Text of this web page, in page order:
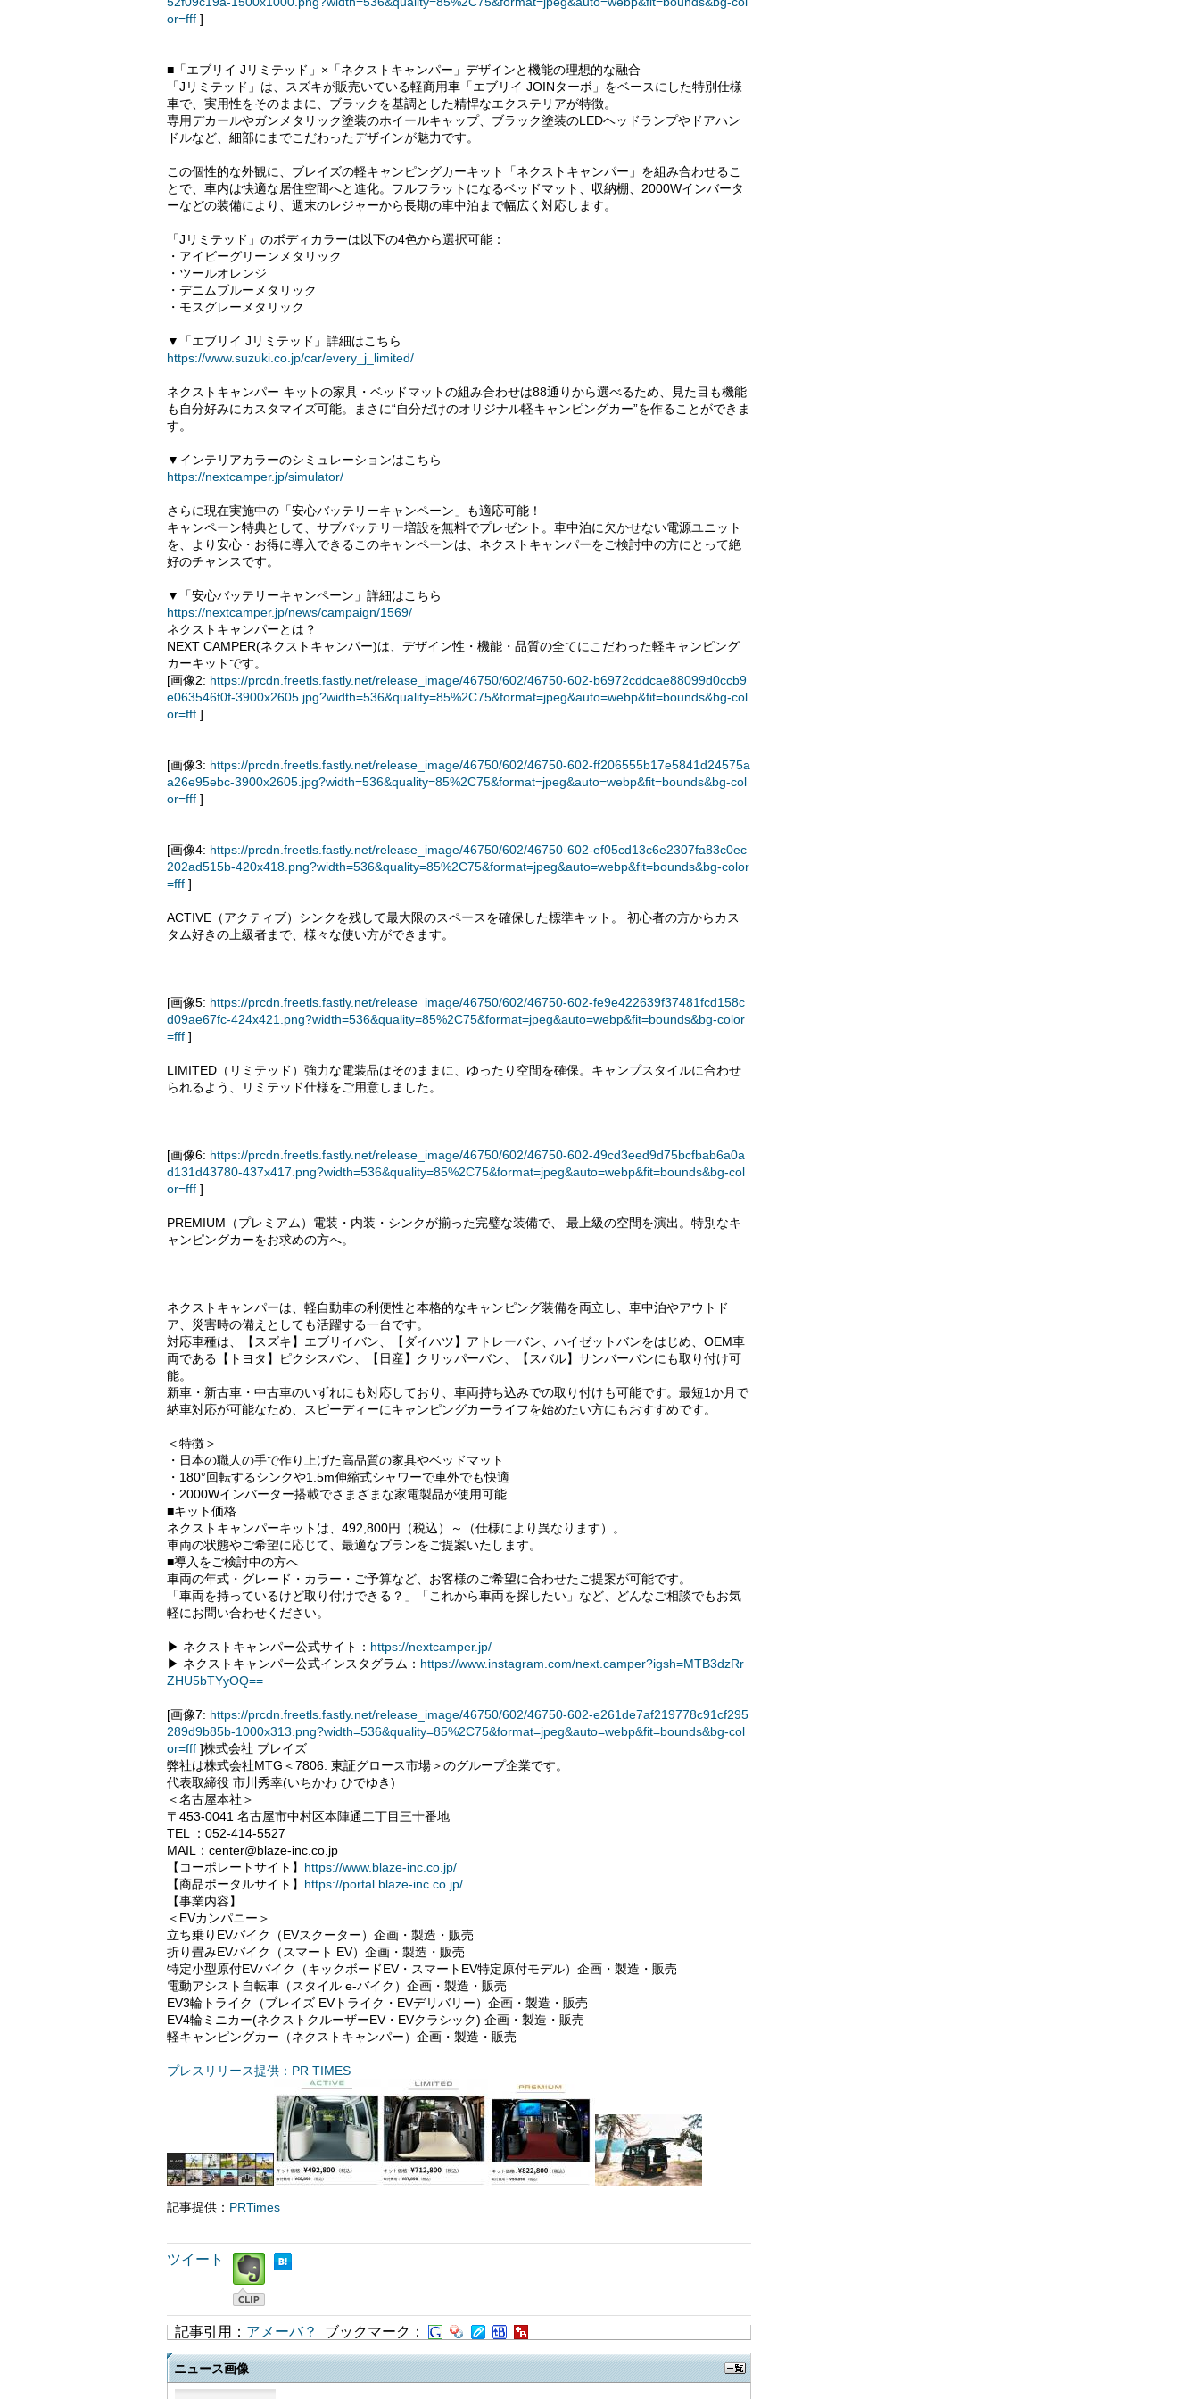
or=fff ]
■「エブリイ Jリミテッド」×「ネクストキャンパー」デザインと機能の理想的な融合
「Jリミテッド」は、スズキが販売いている軽商用車「エブリイ JOINターボ」をベースにした特別仕様
車で、実用性をそのままに、ブラックを基調とした精悍なエクステリアが特徴。
専用デカールやガンメタリック塗装のホイールキャップ、ブラック塗装のLEDヘッドランプやドアハン
ドルなど、細部にまでこだわったデザインが魅力です。
この個性的な外観に、ブレイズの軽キャンピングカーキット「ネクストキャンパー」を組み合わせるこ
とで、車内は快適な居住空間へと進化。フルフラットになるベッドマット、収納棚、2000Wインバータ
ーなどの装備により、週末のレジャーから長期の車中泊まで幅広く対応します。
「Jリミテッド」のボディカラーは以下の4色から選択可能：
・アイビーグリーンメタリック
・ツールオレンジ
・デニムブルーメタリック
・モスグレーメタリック
▼「エブリイ Jリミテッド」詳細はこちら
https://www.suzuki.co.jp/car/every_j_limited/
ネクストキャンパー キットの家具・ベッドマットの組み合わせは88通りから選べるため、見た目も機能
も自分好みにカスタマイズ可能。まさに“自分だけのオリジナル軽キャンピングカー”を作ることができま
す。
▼インテリアカラーのシミュレーションはこちら
https://nextcamper.jp/simulator/
さらに現在実施中の「安心バッテリーキャンペーン」も適応可能！
キャンペーン特典として、サブバッテリー増設を無料でプレゼント。車中泊に欠かせない電源ユニット
を、より安心・お得に導入できるこのキャンペーンは、ネクストキャンパーをご検討中の方にとって絶
好のチャンスです。
▼「安心バッテリーキャンペーン」詳細はこちら
https://nextcamper.jp/news/campaign/1569/
ネクストキャンパーとは？
NEXT CAMPER(ネクストキャンパー)は、デザイン性・機能・品質の全てにこだわった軽キャンピング
カーキットです。
[画像2: https://prcdn.freetls.fastly.net/release_image/46750/602/46750-602-b6972cddcae88099d0ccb9
e063546f0f-3900x2605.jpg?width=536&quality=85%2C75&format=jpeg&auto=webp&fit=bounds&bg-col
or=fff ]
[画像3: https://prcdn.freetls.fastly.net/release_image/46750/602/46750-602-ff206555b17e5841d24575a
a26e95ebc-3900x2605.jpg?width=536&quality=85%2C75&format=jpeg&auto=webp&fit=bounds&bg-col
or=fff ]
[画像4: https://prcdn.freetls.fastly.net/release_image/46750/602/46750-602-ef05cd13c6e2307fa83c0ec
202ad515b-420x418.png?width=536&quality=85%2C75&format=jpeg&auto=webp&fit=bounds&bg-color
=fff ]
ACTIVE（アクティブ）シンクを残して最大限のスペースを確保した標準キット。 初心者の方からカス
タム好きの上級者まで、様々な使い方ができます。
[画像5: https://prcdn.freetls.fastly.net/release_image/46750/602/46750-602-fe9e422639f37481fcd158c
d09ae67fc-424x421.png?width=536&quality=85%2C75&format=jpeg&auto=webp&fit=bounds&bg-color
=fff ]
LIMITED（リミテッド）強力な電装品はそのままに、ゆったり空間を確保。キャンプスタイルに合わせ
られるよう、リミテッド仕様をご用意しました。
[画像6: https://prcdn.freetls.fastly.net/release_image/46750/602/46750-602-49cd3eed9d75bcfbab6a0a
d131d43780-437x417.png?width=536&quality=85%2C75&format=jpeg&auto=webp&fit=bounds&bg-col
or=fff ]
PREMIUM（プレミアム）電装・内装・シンクが揃った完璧な装備で、 最上級の空間を演出。特別なキ
ャンピングカーをお求めの方へ。
ネクストキャンパーは、軽自動車の利便性と本格的なキャンピング装備を両立し、車中泊やアウトド
ア、災害時の備えとしても活躍する一台です。
対応車種は、【スズキ】エブリイバン、【ダイハツ】アトレーバン、ハイゼットバンをはじめ、OEM車
両である【トヨタ】ピクシスバン、【日産】クリッパーバン、【スバル】サンバーバンにも取り付け可
能。
新車・新古車・中古車のいずれにも対応しており、車両持ち込みでの取り付けも可能です。最短1か月で
納車対応が可能なため、スピーディーにキャンピングカーライフを始めたい方にもおすすめです。
＜特徴＞
・日本の職人の手で作り上げた高品質の家具やベッドマット
・180°回転するシンクや1.5m伸縮式シャワーで車外でも快適
・2000Wインバーター搭載でさまざまな家電製品が使用可能
■キット価格
ネクストキャンパーキットは、492,800円（税込）～（仕様により異なります）。
車両の状態やご希望に応じて、最適なプランをご提案いたします。
■導入をご検討中の方へ
車両の年式・グレード・カラー・ご予算など、お客様のご希望に合わせたご提案が可能です。
「車両を持っているけど取り付けできる？」「これから車両を探したい」など、どんなご相談でもお気
軽にお問い合わせください。
▶ ネクストキャンパー公式サイト： https://nextcamper.jp/
▶ ネクストキャンパー公式インスタグラム： https://www.instagram.com/next.camper?igsh=MTB3dzRr
ZHU5bTYyOQ==
[画像7: https://prcdn.freetls.fastly.net/release_image/46750/602/46750-602-e261de7af219778c91cf295
289d9b85b-1000x313.png?width=536&quality=85%2C75&format=jpeg&auto=webp&fit=bounds&bg-col
or=fff ]株式会社 ブレイズ
弊社は株式会社MTG＜7806. 東証グロース市場＞のグループ企業です。
代表取締役 市川秀幸(いちかわ ひでゆき)
＜名古屋本社＞
〒453-0041 名古屋市中村区本陣通二丁目三十番地
TEL ：052-414-5527
MAIL：center@blaze-inc.co.jp
【コーポレートサイト】 https://www.blaze-inc.co.jp/
【商品ポータルサイト】 https://portal.blaze-inc.co.jp/
【事業内容】
＜EVカンパニー＞
立ち乗りEVバイク（EVスクーター）企画・製造・販売
折り畳みEVバイク（スマート EV）企画・製造・販売
特定小型原付EVバイク（キックボードEV・スマートEV特定原付モデル）企画・製造・販売
電動アシスト自転車（スタイル e-バイク）企画・製造・販売
EV3輪トライク（ブレイズ EVトライク・EVデリバリー）企画・製造・販売
EV4輪ミニカー(ネクストクルーザーEV・EVクラシック) 企画・製造・販売
軽キャンピングカー（ネクストキャンパー）企画・製造・販売
プレスリリース提供：PR TIMES
記事提供： PRTimes
ツイート
記事引用： アメーバ？ ブックマーク：
ニュース画像